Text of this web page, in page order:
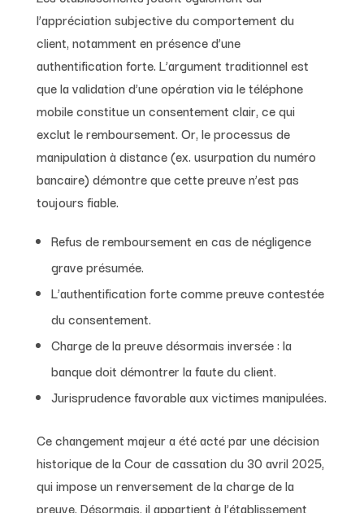
l’appréciation subjective du comportement du
client, notamment en présence d’une
authentification forte. L’argument traditionnel est
que la validation d’une opération via le téléphone
mobile constitue un consentement clair, ce qui
exclut le remboursement. Or, le processus de
manipulation à distance (ex. usurpation du numéro
bancaire) démontre que cette preuve n’est pas
toujours fiable.
Refus de remboursement en cas de négligence
grave présumée.
L’authentification forte comme preuve contestée
du consentement.
Charge de la preuve désormais inversée : la
banque doit démontrer la faute du client.
Jurisprudence favorable aux victimes manipulées.
Ce changement majeur a été acté par une décision
historique de la Cour de cassation du 30 avril 2025,
qui impose un renversement de la charge de la
preuve. Désormais, il appartient à l’établissement